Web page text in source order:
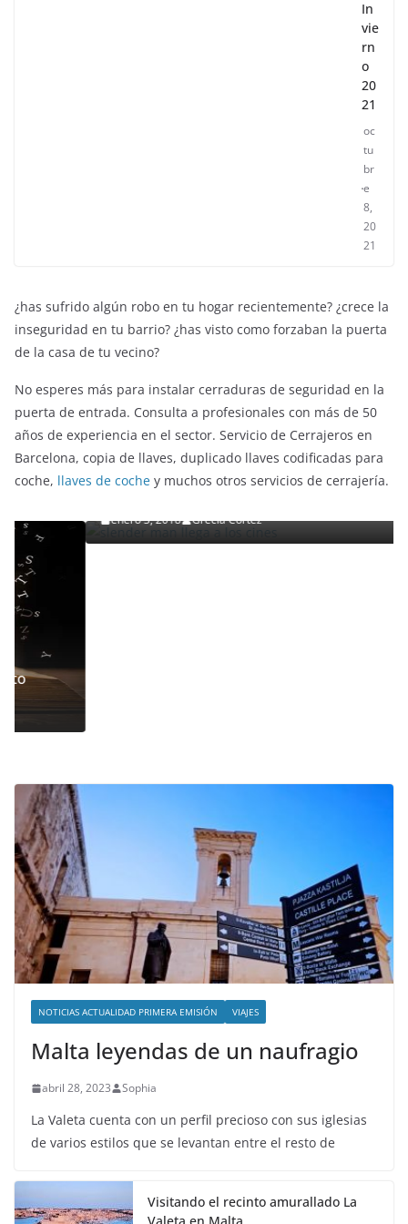
In
vie
rn
o
20
21
oc
tu
br
e
8,
20
21
¿has sufrido algún robo en tu hogar recientemente? ¿crece la
inseguridad en tu barrio? ¿has visto como forzaban la puerta
de la casa de tu vecino?
No esperes más para instalar cerraduras de seguridad en la
puerta de entrada. Consulta a profesionales con más de 50
años de experiencia en el sector. Servicio de Cerrajeros en
Barcelona, copia de llaves, duplicado llaves codificadas para
coche, llaves de coche y muchos otros servicios de cerrajería.
ENTRETENIMIENTO Y CURIOSIDADES LIBROS CINE Y TV
Slender Man llega al cine y te mostramos todos los
detalles
enero 3, 2018 Grecia Cortez
NOTICIAS ACTUALIDAD PRIMERA EMISIÓN VIAJES
Malta leyendas de un naufragio
abril 28, 2023 Sophia
La Valeta cuenta con un perfil precioso con sus iglesias
de varios estilos que se levantan entre el resto de
Visitando el recinto amurallado La